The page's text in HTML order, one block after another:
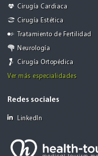
Cirugía Cardiaca
Cirugía Estética
Tratamiento de Fertilidad
Neurología
Cirugía Ortopédica
Ver más especialidades
Redes sociales
LinkedIn